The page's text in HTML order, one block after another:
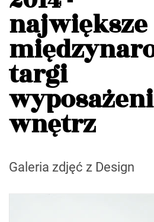
największe
targi
wnętrz
Galeria zdjęć z Design